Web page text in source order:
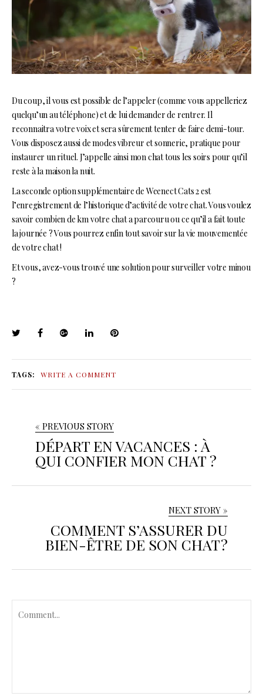
Du coup, il vous est possible de l’appeler (comme vous appelleriez
quelqu’un au téléphone) et de lui demander de rentrer. Il
reconnaitra votre voix et sera sûrement tenter de faire demi-tour.
Vous disposez aussi de modes vibreur et sonnerie, pratique pour
instaurer un rituel. J’appelle ainsi mon chat tous les soirs pour qu’il
reste à la maison la nuit.
La seconde option supplémentaire de Weenect Cats 2 est
l’enregistrement de l’historique d’activité de votre chat. Vous voulez
savoir combien de km votre chat a parcouru ou ce qu’il a fait toute
la journée ? Vous pourrez enfin tout savoir sur la vie mouvementée
de votre chat !
Et vous, avez-vous trouvé une solution pour surveiller votre minou
?
TAGS: WRITE A COMMENT
« PREVIOUS STORY
DÉPART EN VACANCES : À
QUI CONFIER MON CHAT ?
NEXT STORY »
COMMENT S’ASSURER DU
BIEN-ÊTRE DE SON CHAT ?